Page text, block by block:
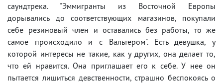
саундтрека. "Эммигранты из Восточной Европы
дорывались до соответствующих магазинов, покупали
себе резиновый член и оставались без работы, то же
самое происходило и с Вальтером". Есть девушка, у
которой интересы не такие, как у других, она делает то,
что ей нравится. Она приглашает его к себе. У нее он
пытается лишиться девственности, страшно беспокоясь о